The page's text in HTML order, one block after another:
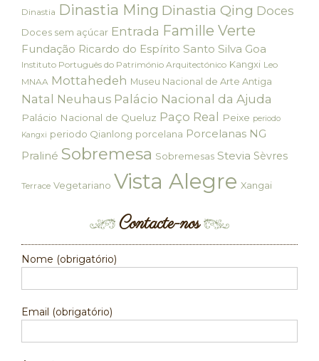
Dinastia Dinastia Ming Dinastia Qing Doces
Doces sem açúcar Entrada Famille Verte
Fundação Ricardo do Espírito Santo Silva Goa
Instituto Português do Património Arquitectónico Kangxi Leo
MNAA Mottahedeh Museu Nacional de Arte Antiga
Natal Neuhaus Palácio Nacional da Ajuda
Palácio Nacional de Queluz Paço Real Peixe periodo
Kangxi periodo Qianlong porcelana Porcelanas NG
Praliné Sobremesa Sobremesas Stevia Sèvres
Terrace Vegetariano Vista Alegre Xangai
Contacte-nos
Nome (obrigatório)
Email (obrigatório)